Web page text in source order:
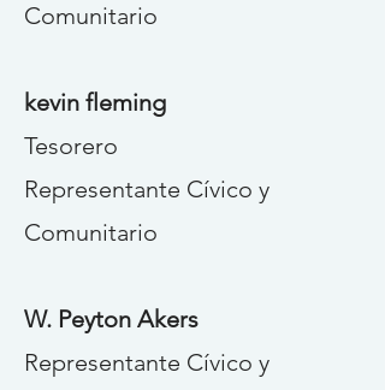
Comunitario
kevin fleming
Tesorero
Representante Cívico y
Comunitario
W. Peyton Akers
Representante Cívico y